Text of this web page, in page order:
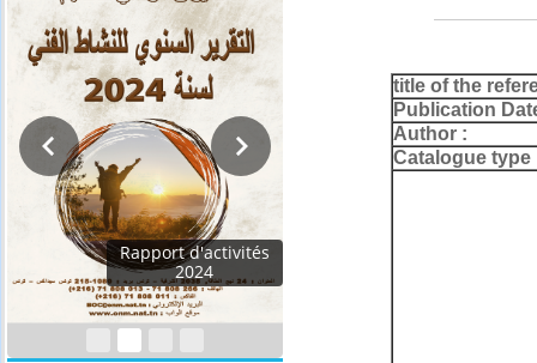
Programmes
Techniques 2026
title of the
Publication
Author :
Catalogue type